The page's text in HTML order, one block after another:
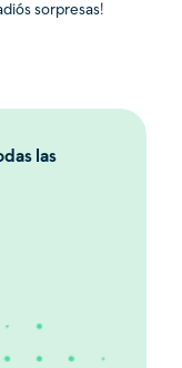
sorpresas!
las